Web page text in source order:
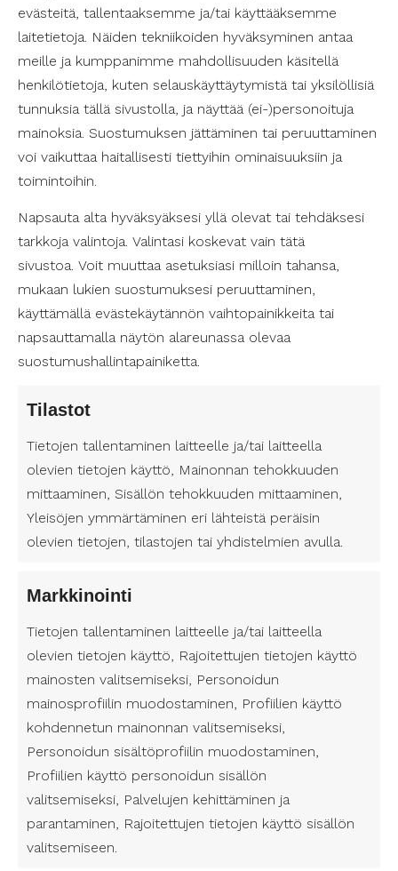
evästeitä, tallentaaksemme ja/tai käyttääksemme
laitetietoja. Näiden tekniikoiden hyväksyminen antaa
meille ja kumppanimme mahdollisuuden käsitellä
henkilötietoja, kuten selauskäyttäytymistä tai yksilöllisiä
tunnuksia tällä sivustolla, ja näyttää (ei-)personoituja
mainoksia. Suostumuksen jättäminen tai peruuttaminen
voi vaikuttaa haitallisesti tiettyihin ominaisuuksiin ja
toimintoihin.
Napsauta alta hyväksyäksesi yllä olevat tai tehdäksesi
tarkkoja valintoja. Valintasi koskevat vain tätä
sivustoa. Voit muuttaa asetuksiasi milloin tahansa,
mukaan lukien suostumuksesi peruuttaminen,
käyttämällä evästekäytännön vaihtopainikkeita tai
napsauttamalla näytön alareunassa olevaa
suostumushallintapainiketta.
Tilastot
Tietojen tallentaminen laitteelle ja/tai laitteella
olevien tietojen käyttö, Mainonnan tehokkuuden
mittaaminen, Sisällön tehokkuuden mittaaminen,
Yleisöjen ymmärtäminen eri lähteistä peräisin
olevien tietojen, tilastojen tai yhdistelmien avulla.
Markkinointi
Tietojen tallentaminen laitteelle ja/tai laitteella
olevien tietojen käyttö, Rajoitettujen tietojen käyttö
mainosten valitsemiseksi, Personoidun
mainosprofiilin muodostaminen, Profiilien käyttö
kohdennetun mainonnan valitsemiseksi,
Personoidun sisältöprofiilin muodostaminen,
Profiilien käyttö personoidun sisällön
valitsemiseksi, Palvelujen kehittäminen ja
parantaminen, Rajoitettujen tietojen käyttö sisällön
valitsemiseen.
myös niille, joilla on erityistarpeita.
Luontoretkikohteita Uudenmaan alueella
Uudenmaan alueella sijaitsee monia upeita
luontoretkikohteita, jotka tarjoavat
mahdollisuuksia erilaisille retkeilijöille.
Pääkaupunkiseudun kansallispuistot, kuten
Nuuksio ja Sipoonkorpi, ovat loistavia kohteita
tarjoaa mahdollisuuksia rentoutumiseen,
liikkumiseen ja erilaisten elämyskokemusten
saamiseen.
Luontoretkeen valmistautuminen
retkeilyn suunnittelua. Henkilökohtaisen avustajan
retkipaikka on esteetön ja turvallinen. Retkelle
kannattaa varata mukaan riittävästi juotavaa,
eväitä, säänmukainen varustus ja tarvittavat
lääkkeet. On myös tärkeää ottaa huomioon
tulee miellyttävä ja turvallinen kokemus.
luontoretkellä, ja yhdessä nautittu
Suomen Avustajapalvelut tarjoaa mahdollisuuden
saada henkilökohtaista apua myös ulkoiluun ja
retkeilyyn, joten retkille lähteminen onnistuu
helposti ja turvallisesti kaikille. Esteettömyys on
tärkeä osa retkeilyä, ja pääkaupunkiseudun
kansallispuistot ovat hienoja paikkoja tutustua
luontoon ja nauttia ulkoilusta.
Lue lisää täältä:Henkilökohtainen avustaja Itä-
Uudenmaan hyvinvointialue